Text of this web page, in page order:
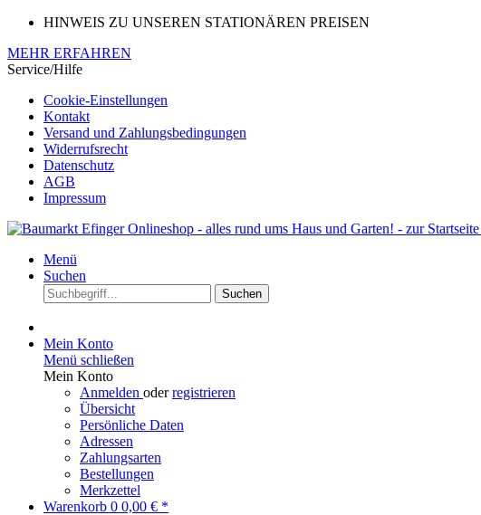
HINWEIS ZU UNSEREN STATIONÄREN PREISEN
MEHR ERFAHREN
Service/Hilfe
Cookie-Einstellungen
Kontakt
Versand und Zahlungsbedingungen
Widerrufsrecht
Datenschutz
AGB
Impressum
Menü
Suchen
Suchen
Mein Konto
Menü schließen
Mein Konto
Anmelden oderregistrieren
Übersicht
Persönliche Daten
Adressen
Zahlungsarten
Bestellungen
Merkzettel
Warenkorb 0 0,00 € *